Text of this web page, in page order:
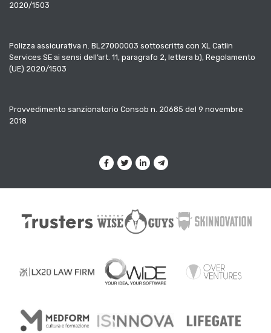
2020/1503
Polizza assicurativa n. BL27000003 sottoscritta con XL Catlin
Services SE ai sensi dell’art. 11, paragrafo 2, lettera b), Regolamento
(UE) 2020/1503
Provvedimento sanzionatorio Consob n. 20685 del 9 novembre
2018